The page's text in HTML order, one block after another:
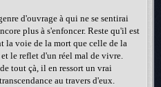
d'ouvrage à qui ne se sentirai
plus à s'enfoncer. Reste qu'il est
la voie de la mort que celle de la
le reflet d'un réel mal de vivre.
tout çà, il en ressort un vrai
au travers d'eux.